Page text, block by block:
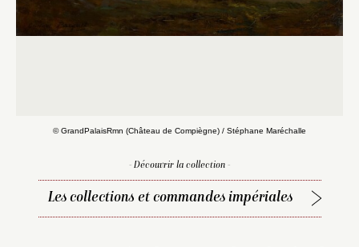
© GrandPalaisRmn (Château de Compiègne) / Stéphane Maréchalle
- Découvrir la collection -
Les collections et commandes impériales